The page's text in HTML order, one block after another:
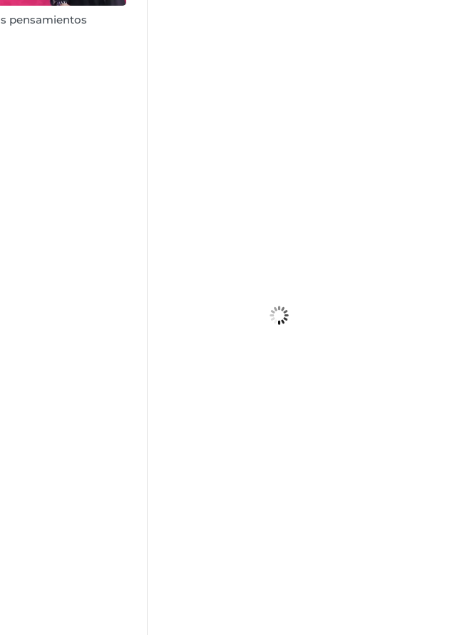
pensamientos